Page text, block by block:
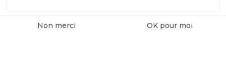
Non merci OK pour moi